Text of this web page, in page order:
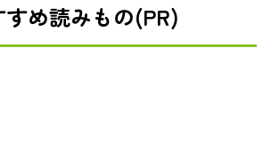
すめ読みもの(PR)